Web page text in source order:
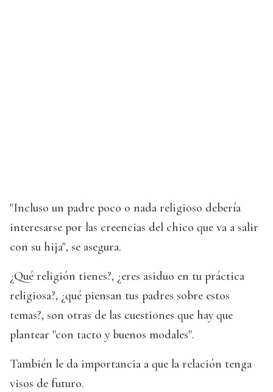
"Incluso un padre poco o nada religioso debería
interesarse por las creencias del chico que va a salir
con su hija", se asegura.
¿Qué religión tienes?, ¿eres asiduo en tu práctica
religiosa?, ¿qué piensan tus padres sobre estos
temas?, son otras de las cuestiones que hay que
plantear "con tacto y buenos modales".
También le da importancia a que la relación tenga
visos de futuro.